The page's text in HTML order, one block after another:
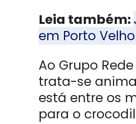
Leia também:
em Porto
Ao Grupo
trata-se
está entre os
para o